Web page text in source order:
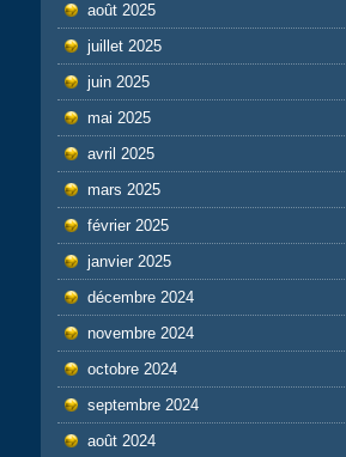
août 2025
juillet 2025
juin 2025
mai 2025
avril 2025
mars 2025
février 2025
janvier 2025
décembre 2024
novembre 2024
octobre 2024
septembre 2024
août 2024